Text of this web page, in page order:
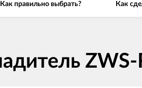
Как правильно выбрать? Как